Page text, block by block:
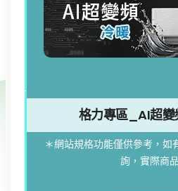
格力專區_AI超變
＊網站規格功能僅供參考，如
詢，實際商